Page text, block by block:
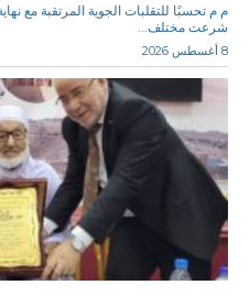
م م تحسبًا للتقلبات الجوية المرتقبة
شرعت مختلف...
8 أغسطس 2026